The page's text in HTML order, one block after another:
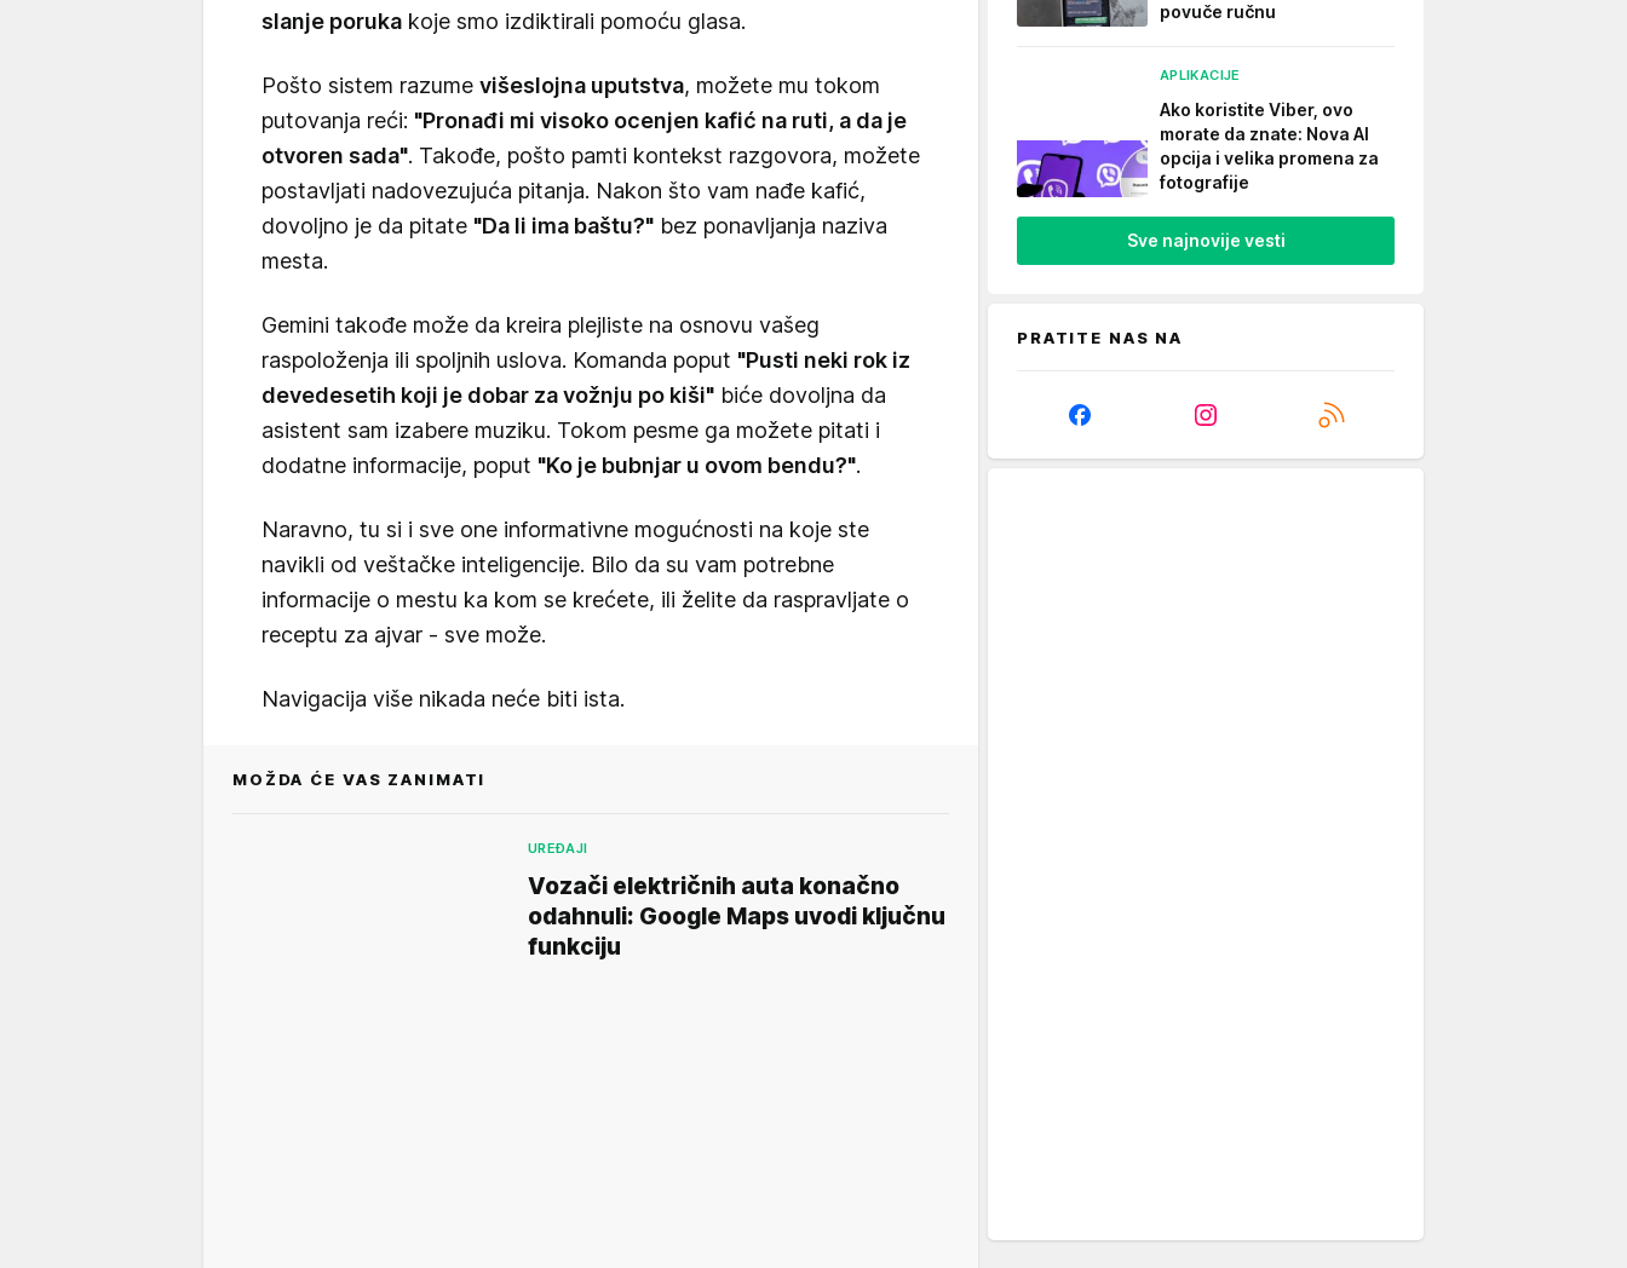
slanje poruka koje smo izdiktirali pomoću glasa.
Pošto sistem razume višeslojna uputstva, možete mu tokom
putovanja reći: "Pronađi mi visoko ocenjen kafić na ruti, a da je
otvoren sada". Takođe, pošto pamti kontekst razgovora, možete
postavljati nadovezujuća pitanja. Nakon što vam nađe kafić,
dovoljno je da pitate "Da li ima baštu?" bez ponavljanja naziva
mesta.
Gemini takođe može da kreira plejliste na osnovu vašeg
raspoloženja ili spoljnih uslova. Komanda poput "Pusti neki rok iz
devedesetih koji je dobar za vožnju po kiši" biće dovoljna da
asistent sam izabere muziku. Tokom pesme ga možete pitati i
dodatne informacije, poput "Ko je bubnjar u ovom bendu?".
Naravno, tu si i sve one informativne mogućnosti na koje ste
navikli od veštačke inteligencije. Bilo da su vam potrebne
informacije o mestu ka kom se krećete, ili želite da raspravljate o
receptu za ajvar - sve može.
Navigacija više nikada neće biti ista.
MOŽDA ĆE VAS ZANIMATI
UREĐAJI
Vozači električnih auta konačno
odahnuli: Google Maps uvodi ključnu
funkciju
povuče ručnu
APLIKACIJE
Ako koristite Viber, ovo
morate da znate: Nova AI
opcija i velika promena za
fotografije
Sve najnovije vesti
PRATITE NAS NA